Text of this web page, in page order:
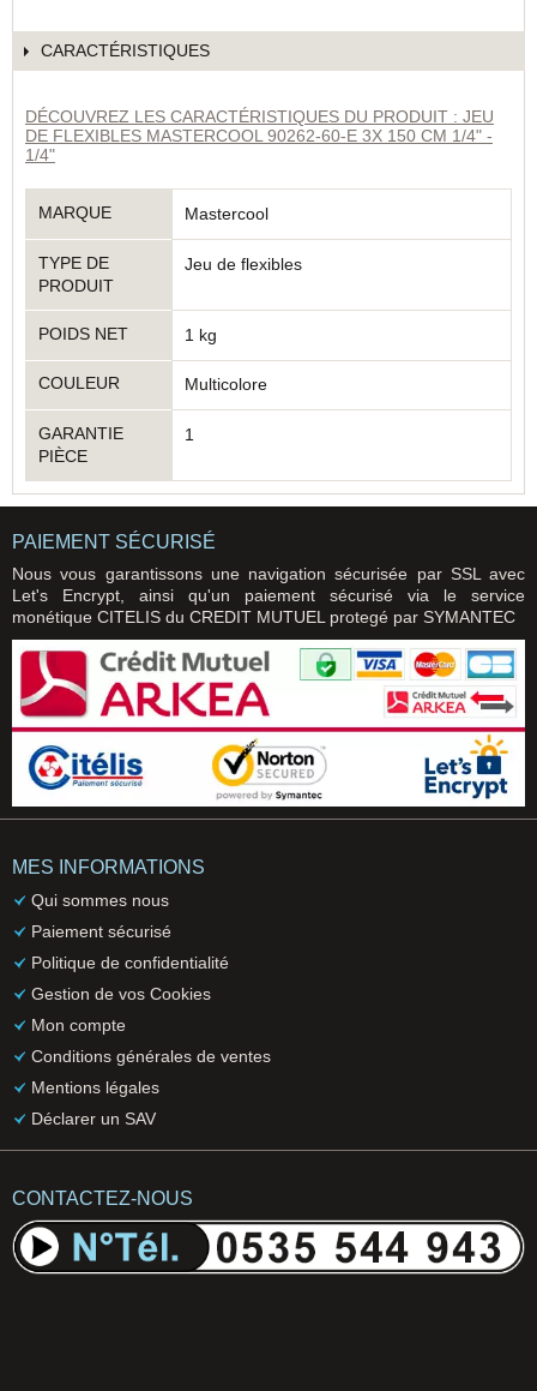
CARACTÉRISTIQUES
DÉCOUVREZ LES CARACTÉRISTIQUES DU PRODUIT : JEU
DE FLEXIBLES MASTERCOOL 90262-60-E 3X 150 CM 1/4" -
1/4"
MARQUE Mastercool
TYPE DE
PRODUIT
Jeu de flexibles
POIDS NET 1 kg
COULEUR Multicolore
GARANTIE
PIÈCE
1
PAIEMENT SÉCURISÉ
Nous vous garantissons une navigation sécurisée par SSL avec
Let's Encrypt, ainsi qu'un paiement sécurisé via le service
monétique CITELIS du CREDIT MUTUEL protegé par SYMANTEC
MES INFORMATIONS
Qui sommes nous
Paiement sécurisé
Politique de confidentialité
Gestion de vos Cookies
Mon compte
Conditions générales de ventes
Mentions légales
Déclarer un SAV
CONTACTEZ-NOUS